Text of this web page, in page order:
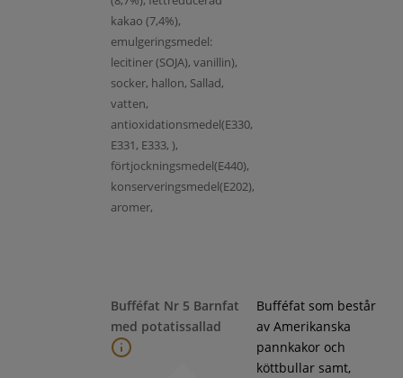
kakao (7,4%),
emulgeringsmedel:
lecitiner (SOJA), vanillin),
socker, hallon, Sallad,
vatten,
antioxidationsmedel(E330,
E331, E333, ),
förtjockningsmedel(E440),
konserveringsmedel(E202),
aromer,
Bufféfat Nr 5 Barnfat
med potatissallad
Bufféfat som består
av Amerikanska
pannkakor och
köttbullar samt,